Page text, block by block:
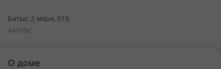
Батыс 2 мкрн, 51б
Актобе
О доме